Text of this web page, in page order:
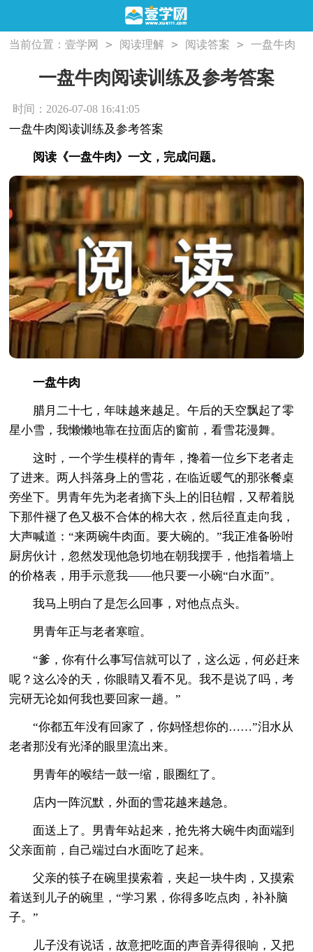
当前位置：壹学网 > 阅读理解 > 阅读答案 >
一盘牛肉
阅读训练及参考答案
一盘牛肉阅读训练及参考答案
时间：2026-07-08 16:41:05
一盘牛肉阅读训练及参考答案
阅读《一盘牛肉》一文，完成问题。
一盘牛肉
腊月二十七，年味越来越足。午后的天空飘起了零
星小雪，我懒懒地靠在拉面店的窗前，看雪花漫舞。
这时，一个学生模样的青年，搀着一位乡下老者走
了进来。两人抖落身上的雪花，在临近暖气的那张餐桌
旁坐下。男青年先为老者摘下头上的旧毡帽，又帮着脱
下那件褪了色又极不合体的棉大衣，然后径直走向我，
大声喊道：“来两碗牛肉面。要大碗的。”我正准备吩咐
厨房伙计，忽然发现他急切地在朝我摆手，他指着墙上
的价格表，用手示意我——他只要一小碗“白水面”。
我马上明白了是怎么回事，对他点点头。
男青年正与老者寒暄。
“爹，你有什么事写信就可以了，这么远，何必赶来
呢？这么冷的天，你眼睛又看不见。我不是说了吗，考
完研无论如何我也要回家一趟。”
“你都五年没有回家了，你妈怪想你的……”泪水从
老者那没有光泽的眼里流出来。
男青年的喉结一鼓一缩，眼圈红了。
店内一阵沉默，外面的雪花越来越急。
面送上了。男青年站起来，抢先将大碗牛肉面端到
父亲面前，自己端过白水面吃了起来。
父亲的筷子在碗里摸索着，夹起一块牛肉，又摸索
着送到儿子的碗里，“学习累，你得多吃点肉，补补脑
子。”
儿子没有说话，故意把吃面的声音弄得很响，又把